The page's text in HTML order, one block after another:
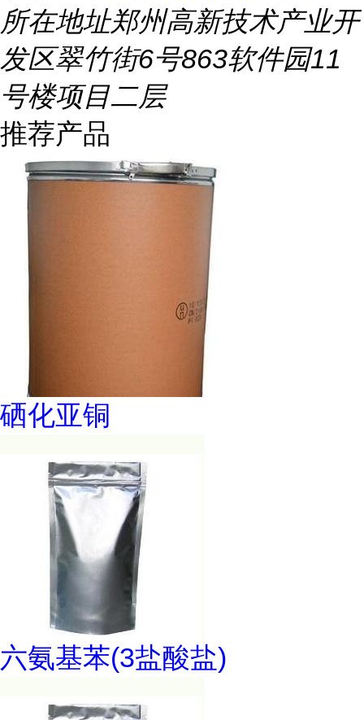
所在地址郑州高新技术产业开
发区翠竹街6号863软件园11
号楼项目二层
推荐产品
硒化亚铜
六氨基苯(3盐酸盐)